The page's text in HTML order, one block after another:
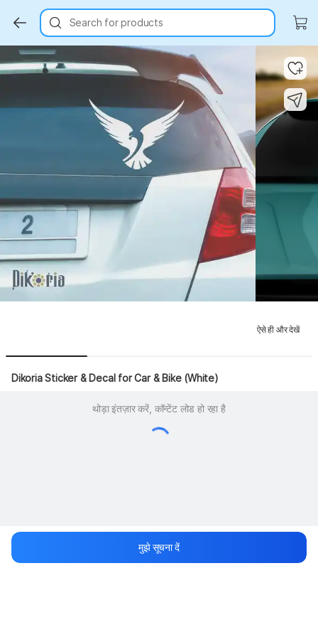
Search for products
Key Highlights
ऐसे ही और देखें
Dikoria Sticker & Decal for Car & Bike (White)
थोड़ा इंतज़ार करें, कॉन्टेंट लोड हो रहा है
मुझे सूचना दें